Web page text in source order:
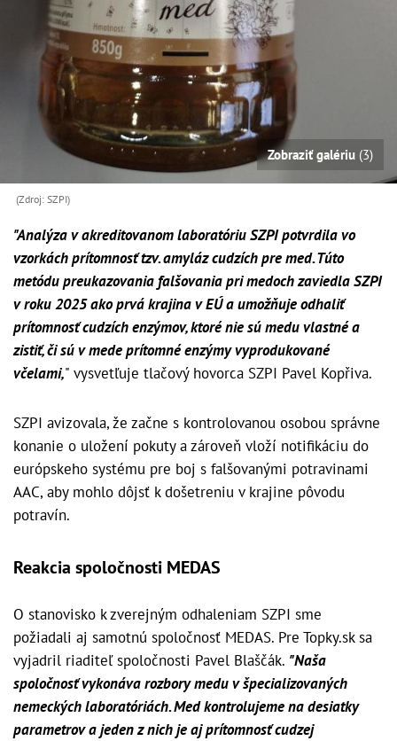
Zobraziť galériu (3)
(Zdroj: SZPI)
"Analýza v akreditovanom laboratóriu SZPI potvrdila vo
vzorkách prítomnosť tzv. amyláz cudzích pre med. Túto
metódu preukazovania falšovania pri medoch zaviedla SZPI
v roku 2025 ako prvá krajina v EÚ a umožňuje odhaliť
prítomnosť cudzích enzýmov, ktoré nie sú medu vlastné a
zistiť, či sú v mede prítomné enzýmy vyprodukované
včelami," vysvetľuje tlačový hovorca SZPI Pavel Kopřiva.
SZPI avizovala, že začne s kontrolovanou osobou správne
konanie o uložení pokuty a zároveň vloží notifikáciu do
európskeho systému pre boj s falšovanými potravinami
AAC, aby mohlo dôjsť k došetreniu v krajine pôvodu
potravín.
Reakcia spoločnosti MEDAS
O stanovisko k zverejným odhaleniam SZPI sme
požiadali aj samotnú spoločnosť MEDAS. Pre Topky.sk sa
vyjadril riaditeľ spoločnosti Pavel Blaščák. "Naša
spoločnosť vykonáva rozbory medu v špecializovaných
nemeckých laboratóriách. Med kontrolujeme na desiatky
parametrov a jeden z nich je aj prítomnosť cudzej